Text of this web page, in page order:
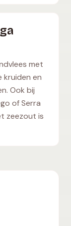
met
kruiden en
Ook bij
of Serra
zeezout is